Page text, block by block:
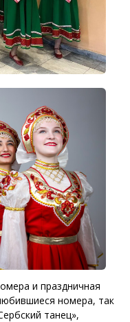
и праздничная
номера, так
танец»,